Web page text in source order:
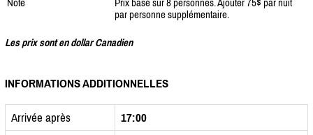
Note
Prix basé sur 8 personnes. Ajouter 75$ par nuit
par personne supplémentaire.
Les prix sont en dollar Canadien
INFORMATIONS ADDITIONNELLES
Arrivée après
17:00